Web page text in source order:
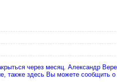
через месяц. Александр
также здесь Вы можете сообщить